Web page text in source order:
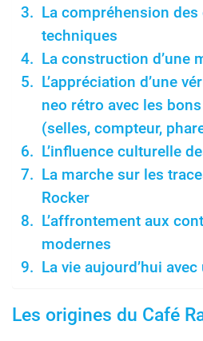
La compréhension
techniques
La construction d’une
L’appréciation d’une
neo rétro avec les
(selles, compteur,
L’influence culturelle
La marche sur les
Rocker
L’affrontement aux
modernes
La vie aujourd’hui
Les origines du Café